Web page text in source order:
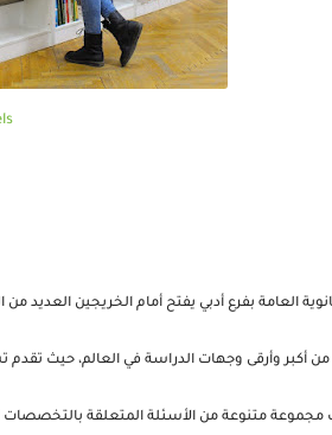
العامة بفرع أدبي يفتح أمام الخريجين العديد
من أكبر وأرقى وجهات الدراسة في العالم، حيث
متنوعة من الأسئلة المتعلقة بالتخصصات